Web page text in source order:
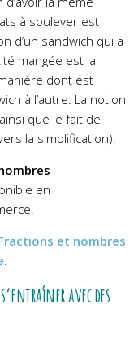
à soulever est
d’un sandwich qui a
mangée est la
dont est
à l’autre. La notion
que le fait de
la simplification).
en
et nombres
.
avec des